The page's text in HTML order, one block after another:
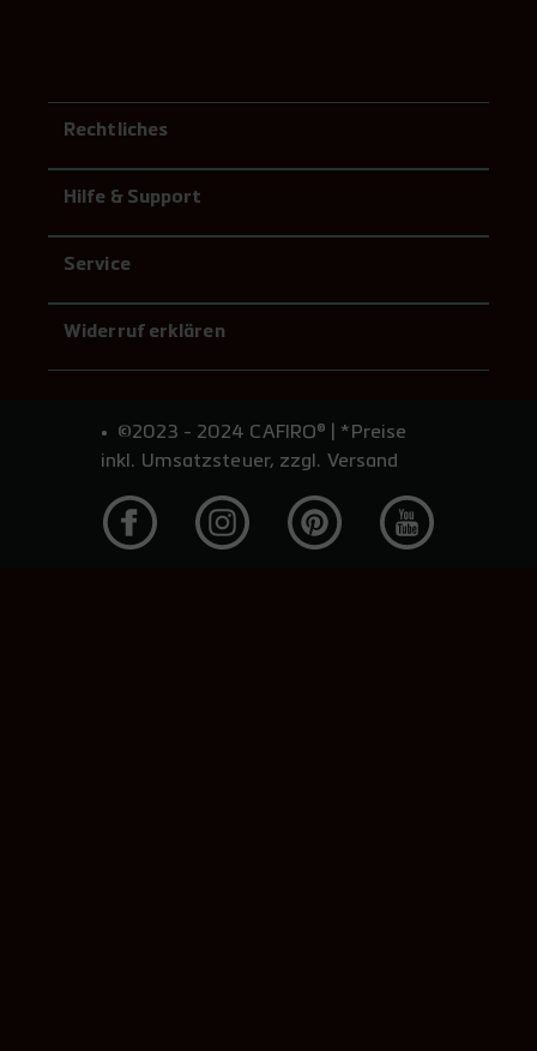
Rechtliches
Hilfe & Support
Service
Widerruf erklären
©2023 - 2024 CAFIRO® | *Preise
inkl. Umsatzsteuer, zzgl. Versand